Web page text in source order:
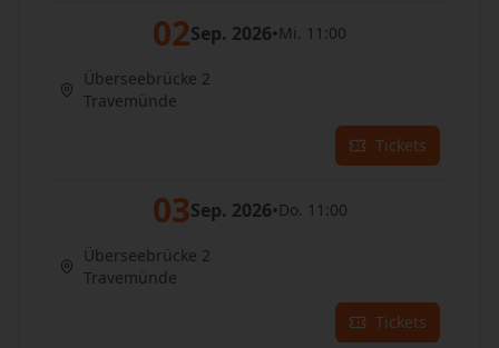
02Sep. 2026•Mi. 11:00
Überseebrücke 2
Travemünde
Tickets
03Sep. 2026•Do. 11:00
Überseebrücke 2
Travemünde
Tickets